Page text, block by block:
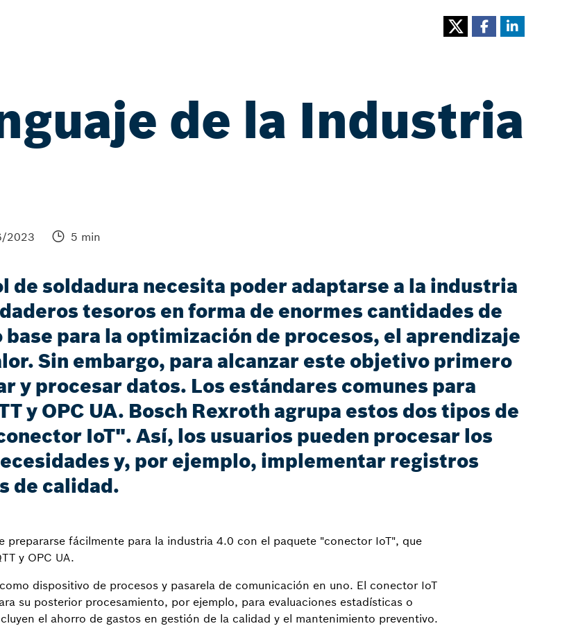
de la Industria
2023 5 min
de soldadura necesita poder adaptarse a la industria
tesoros en forma de enormes cantidades de
para la optimización de procesos, el aprendizaje
Sin embargo, para alcanzar este objetivo primero
y procesar datos. Los estándares comunes para
y OPC UA. Bosch Rexroth agrupa estos dos tipos de
IoT". Así, los usuarios pueden procesar los
y, por ejemplo, implementar registros
de calidad.
prepararse fácilmente para la industria 4.0 con el paquete "conector IoT", que
y OPC UA.
dispositivo de procesos y pasarela de comunicación en uno. El conector IoT
su posterior procesamiento, por ejemplo, para evaluaciones estadísticas o
el ahorro de gastos en gestión de la calidad y el mantenimiento preventivo.